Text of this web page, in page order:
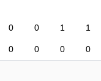
0 0 1 1
0 0 0 0